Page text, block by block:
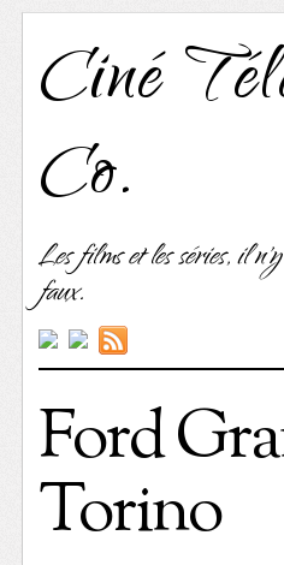
Ciné
Co.
Les films et les séries, il
faux.
Ford
Torino